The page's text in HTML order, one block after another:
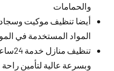
والحمامات
أيضا تنظيف موكيت
المواد المستخدمة في
تنظيف
وبسرعة عالية لتأمين راحة